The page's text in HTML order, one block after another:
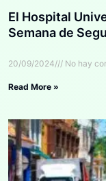
El Hospital
Semana de
20/09/2024 No hay
Read More »